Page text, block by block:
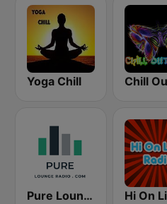
Yoga Chill
Pure Lounge Radio